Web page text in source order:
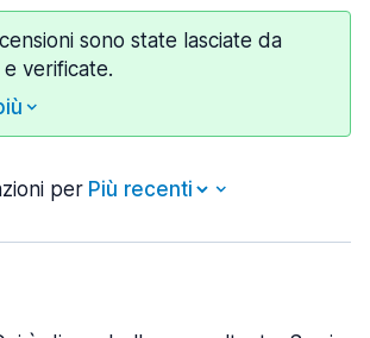
sono state lasciate da
verificate.
per